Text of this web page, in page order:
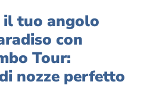
il tuo angolo
con
Tour:
nozze perfetto